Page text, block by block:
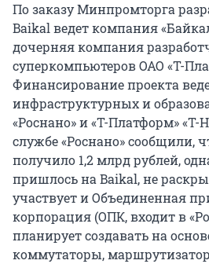
По заказу Минпромторга
Baikal ведет компания
дочерняя компания
суперкомпьютеров ОАО «Т-
Финансирование проекта
инфраструктурных и
«Роснано» и «Т-Платформ» «Т-
службе «Роснано» сообщили,
получило 1,2 млрд рублей,
пришлось на Baikal, не
участвует и Объединенная
корпорация (ОПК, входит в
планирует создавать на
коммутаторы,